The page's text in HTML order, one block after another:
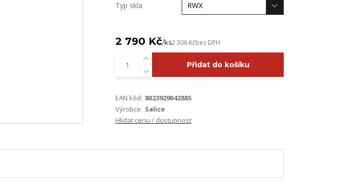
Typ skla
2 790 Kč/ks2 306 Kčbez DPH
Přidat do košíku
EAN kód: 8023929042885
Výrobce: Salice
Hlídat cenu / dostupnost